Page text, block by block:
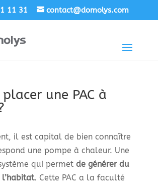
11 31 contact@domolys.com
une PAC à
il est capital de bien connaître
une pompe à chaleur. Une
qui permet de générer du
. Cette PAC a la faculté